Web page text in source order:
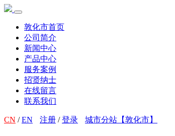
敦化市首页
公司简介
新闻中心
产品中心
服务案例
招贤纳士
在线留言
联系我们
CN /EN 注册 /登录 城市分站【敦化市】